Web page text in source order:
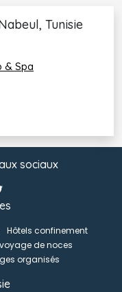
Tunisie
& Spa
sociaux
Hôtels confinement
de noces
organisés